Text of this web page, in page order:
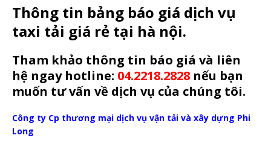
Thông tin bảng báo giá dịch vụ
taxi tải giá rẻ tại hà nội.
Tham khảo thông tin báo giá và liên
hệ ngay hotline: 04.2218.2828 nếu bạn
muốn tư vấn về dịch vụ của chúng tôi.
Công ty Cp thương mại dịch vụ vận tải và xây dựng Phi
Long